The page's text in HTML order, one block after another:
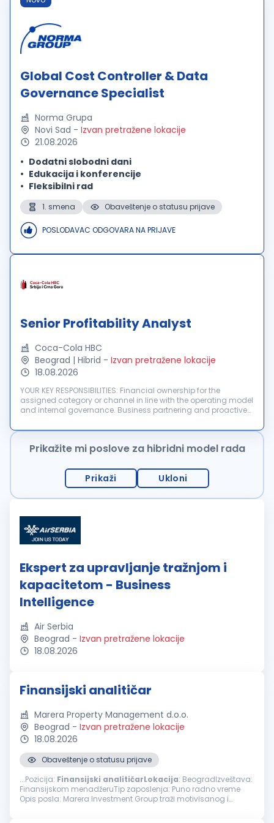
Global Cost Controller & Data
Governance Specialist
Norma Grupa
Novi Sad - Izvan pretražene lokacije
21.08.2026
Dodatni slobodni dani
Edukacija i konferencije
Fleksibilni rad
1. smena Obaveštenje o statusu prijave
POSLODAVAC ODGOVARA NA PRIJAVE
Senior Profitability Analyst
Coca-Cola HBC
Beograd | Hibrid - Izvan pretražene lokacije
18.08.2026
YOUR KEY RESPONSIBILITIES: Financial ownership for the
assigned category or channel in line with the operating model
and internal governance. Business partnering and proactive
budgets, financia...
Prikažite mi poslove za hibridni model rada
Prikaži Ukloni
Ekspert za upravljanje tražnjom i
kapacitetom - Business
Intelligence
Air Serbia
Beograd - Izvan pretražene lokacije
18.08.2026
Finansijski analitičar
Marera Property Management d.o.o.
Beograd - Izvan pretražene lokacije
18.08.2026
Obaveštenje o statusu prijave
...Pozicija: Finansijski analitičarLokacija: BeogradIzveštava:
Finansijskom menadžeruTip zaposlenja: Puno radno vreme
Opis posla: Marera Investment Group traži motivisanog i